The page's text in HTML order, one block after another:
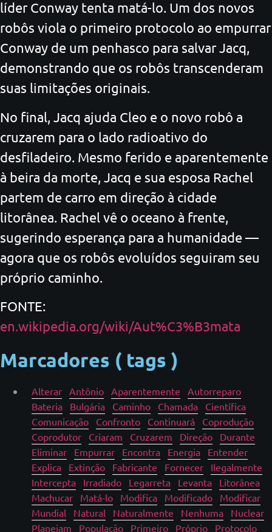
líder Conway tenta matá-lo. Um dos novos
robôs viola o primeiro protocolo ao empurrar
Conway de um penhasco para salvar Jacq,
demonstrando que os robôs transcenderam
suas limitações originais.
No final, Jacq ajuda Cleo e o novo robô a
cruzarem para o lado radioativo do
desfiladeiro. Mesmo ferido e aparentemente
à beira da morte, Jacq e sua esposa Rachel
partem de carro em direção à cidade
litorânea. Rachel vê o oceano à frente,
sugerindo esperança para a humanidade —
agora que os robôs evoluídos seguiram seu
próprio caminho.
FONTE:
en.wikipedia.org/wiki/Aut%C3%B3mata
Marcadores ( tags )
Alterar Antônio Aparentemente
Autorreparo
Bateria
Bulgária Caminho Chamada
Científica
Comunicação
Confronto Continuará
Coprodução
Coprodutor
Criaram Cruzarem Direção
Durante
Eliminar
Empurrar Encontra Energia
Entender
Explica
Extinção Fabricante Fornecer
Ilegalmente
Intercepta
Irradiado Legarreta Levanta
Litorânea
Machucar
Matá-lo Modifica Modificado
Modificar
Mundial
Natural Naturalmente Nenhuma
Nuclear
Planejam
População Primeiro Próprio
Protocolo